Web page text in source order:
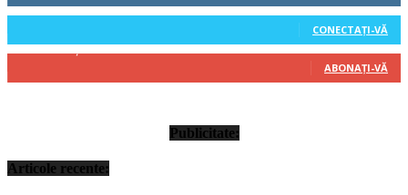
CONECTAȚI-VĂ
ABONAȚI-VĂ
Publicitate:
Articole recente: